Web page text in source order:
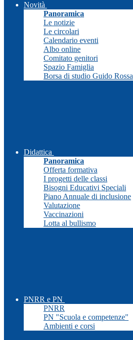
Novità
Panoramica
Le notizie
Le circolari
Calendario eventi
Albo online
Comitato genitori
Spazio Famiglia
Borsa di studio Guido Rossa
Didattica
Panoramica
Offerta formativa
I progetti delle classi
Bisogni Educativi Speciali
Piano Annuale di inclusione
Valutazione
Vaccinazioni
Lotta al bullismo
PNRR e PN
PNRR
PN "Scuola e competenze"
Ambienti e corsi